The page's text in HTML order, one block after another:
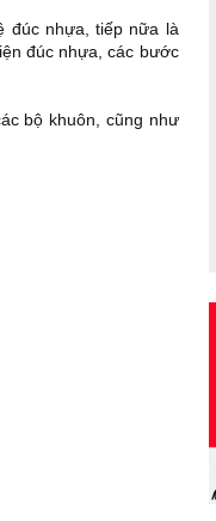
đúc nhựa, tiếp nữa là
đúc nhựa, các bước
bộ khuôn, cũng như